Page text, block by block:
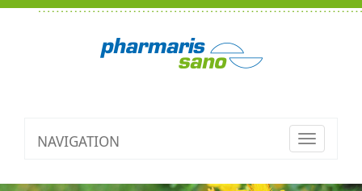
NAVIGATION
Toggle